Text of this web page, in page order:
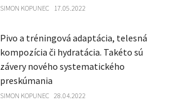
SIMON KOPUNEC 17.05.2022
Pivo a tréningová adaptácia, telesná
kompozícia či hydratácia. Takéto sú
závery nového systematického
preskúmania
SIMON KOPUNEC 28.04.2022